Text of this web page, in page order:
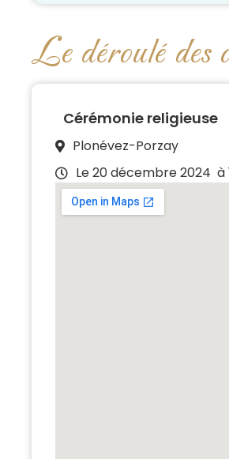
Le déroulé des
Cérémonie religieuse
Plonévez-Porzay
Le 20 décembre 2024 à